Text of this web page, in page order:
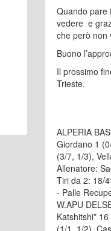
Quando pare
vedere e
che però non
Buono
Il prossimo
Trieste.
ALPERIA
Giordano 1
(3/7, 1/3),
Allenatore:
Tiri da 2: 18/
- Palle
W.APU
Katshitshi*